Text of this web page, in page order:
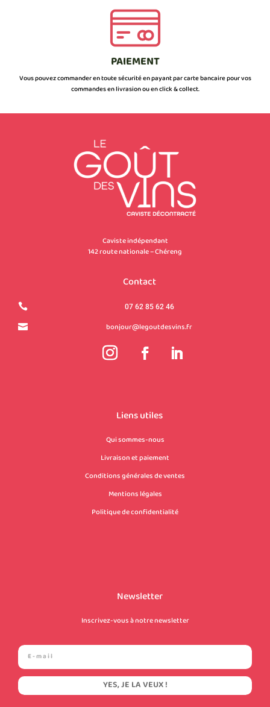
PAIEMENT
Vous pouvez commander en toute sécurité en payant par carte bancaire pour vos
commandes en livrasion ou en click & collect.
Caviste indépendant
142 route nationale – Chéreng
Contact
 07 62 85 62 46
 bonjour@legoutdesvins.fr
Liens utiles
Qui sommes-nous
Livraison et paiement
Conditions générales de ventes
Mentions légales
Politique de confidentialité
Newsletter
Inscrivez-vous à notre newsletter
YES, JE LA VEUX !